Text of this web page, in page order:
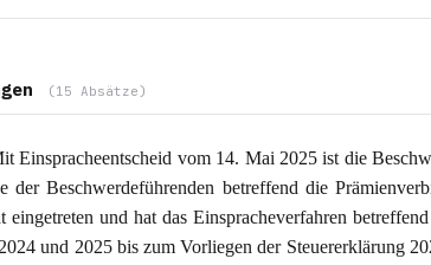
(15 Absätze)
Einspracheentscheid vom 14. Mai 2025 ist die
der Beschwerdeführenden betreffend die
eingetreten und hat das Einspracheverfahren
und 2025 bis zum Vorliegen der Steuererklärung